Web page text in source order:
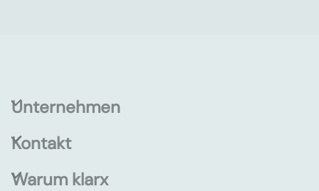
Unternehmen
Kontakt
Warum klarx